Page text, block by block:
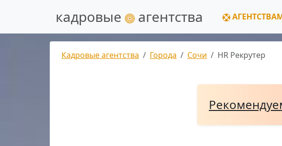
кадровые агентства
Кадровые агентства Города Сочи HR Рекрутер